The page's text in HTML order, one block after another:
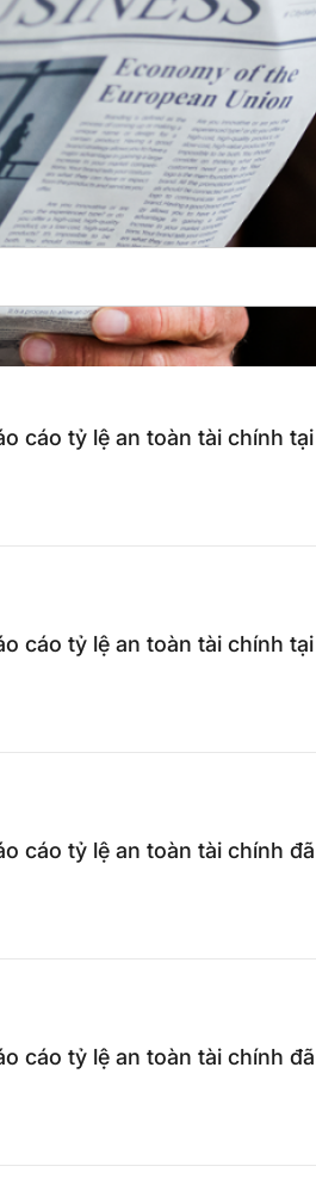
cáo tỷ lệ an toàn tài chính
cáo tỷ lệ an toàn tài chính
cáo tỷ lệ an toàn tài chính
cáo tỷ lệ an toàn tài chính